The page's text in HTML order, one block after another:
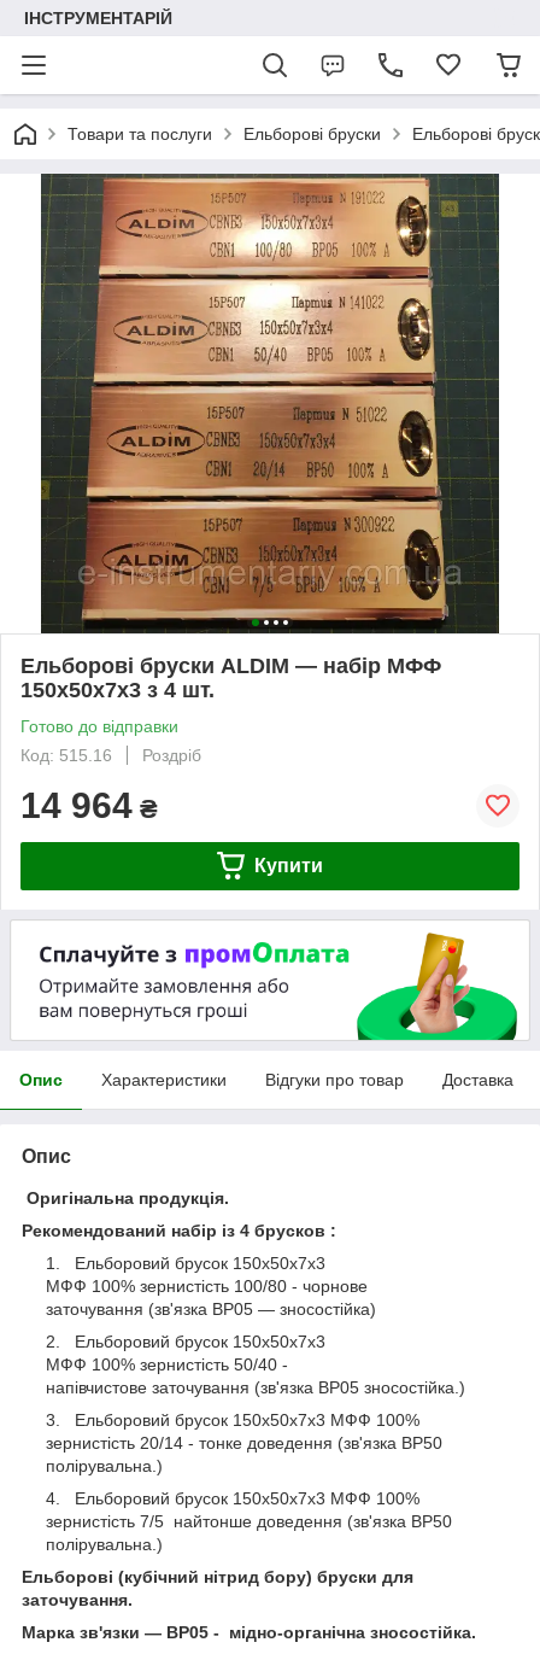
ІНСТРУМЕНТАРІЙ
Товари та послуги Ельборові бруски Ельборові
Ельборові бруски ALDIM — набір МФФ
150х50х7х3 з 4 шт.
Готово до відправки
Код: 515.16
Роздріб
14 964 ₴
Купити
Опис Характеристики Відгуки про товар Доставка
Опис
Оригінальна продукція.
Рекомендований набір із 4 брусков :
Ельборовий брусок 150х50х7х3
МФФ 100% зернистість 100/80 - чорнове
заточування (зв'язка ВР05 — зносостійка)
Ельборовий брусок 150х50х7х3
МФФ 100% зернистість 50/40 -
напівчистове заточування (зв'язка ВР05 зносостійка.)
Ельборовий брусок 150х50х7х3 МФФ 100%
зернистість 20/14 - тонке доведення (зв'язка ВР50
полірувальна.)
Ельборовий брусок 150х50х7х3 МФФ 100%
зернистість 7/5 найтонше доведення (зв'язка ВР50
полірувальна.)
Ельборові (кубічний нітрид бору) бруски для
заточування.
Марка зв'язки — ВР05 - мідно-органічна зносостійка.